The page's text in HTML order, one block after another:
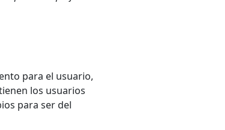
para el usuario,
los usuarios
para ser del